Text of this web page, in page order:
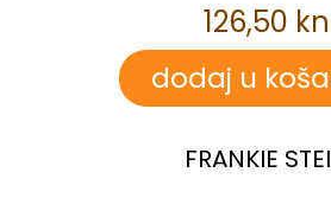
126,50 kn
FRANKIE